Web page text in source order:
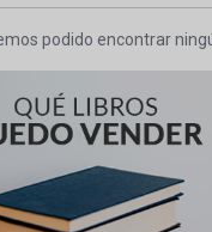
podido encontrar